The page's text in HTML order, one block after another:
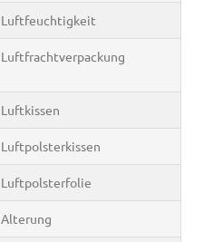
Luftfeuchtigkeit
Luftfrachtverpackung
Luftkissen
Luftpolsterkissen
Luftpolsterfolie
Alterung